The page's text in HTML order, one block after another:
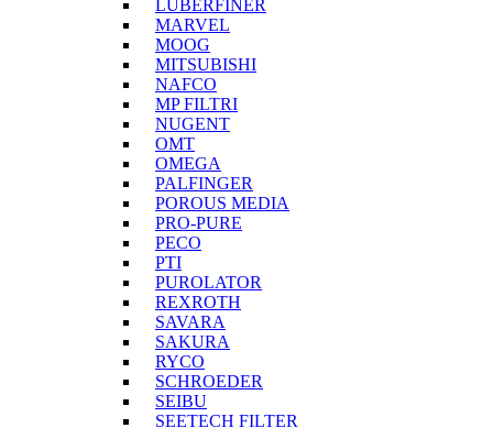
LUBERFINER
MARVEL
MOOG
MITSUBISHI
NAFCO
MP FILTRI
NUGENT
OMT
OMEGA
PALFINGER
POROUS MEDIA
PRO-PURE
PECO
PTI
PUROLATOR
REXROTH
SAVARA
SAKURA
RYCO
SCHROEDER
SEIBU
SEETECH FILTER